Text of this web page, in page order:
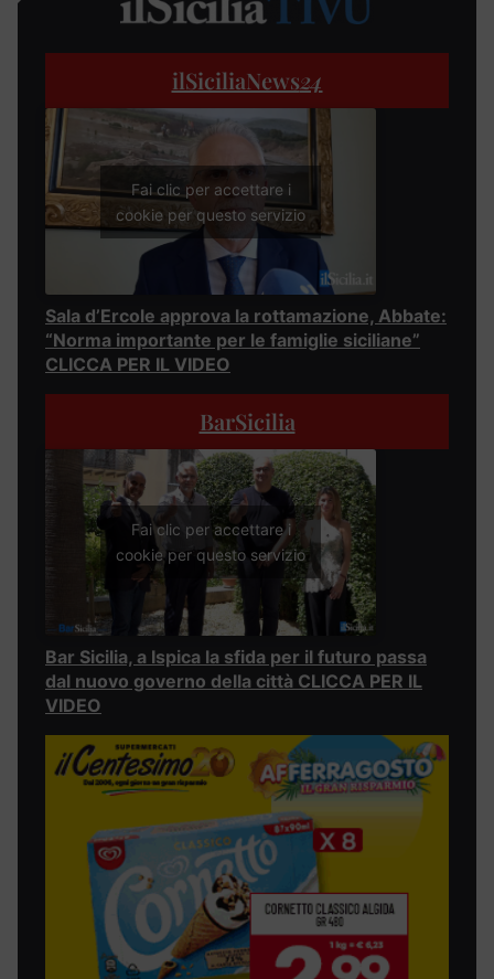
ilSiciliaNews24
Fai clic per accettare i
cookie per questo servizio
Sala d’Ercole approva la rottamazione, Abbate:
“Norma importante per le famiglie siciliane”
CLICCA PER IL VIDEO
BarSicilia
Fai clic per accettare i
cookie per questo servizio
Bar Sicilia, a Ispica la sfida per il futuro passa
dal nuovo governo della città CLICCA PER IL
VIDEO